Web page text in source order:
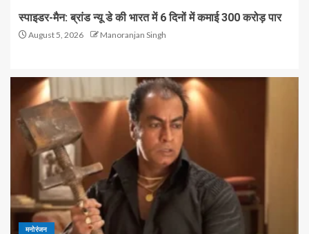
स्पाइडर-मैन: ब्रांड न्यू डे की भारत में 6 दिनों में कमाई 300 करोड़ पार
August 5, 2026 Manoranjan Singh
मनोरंजन